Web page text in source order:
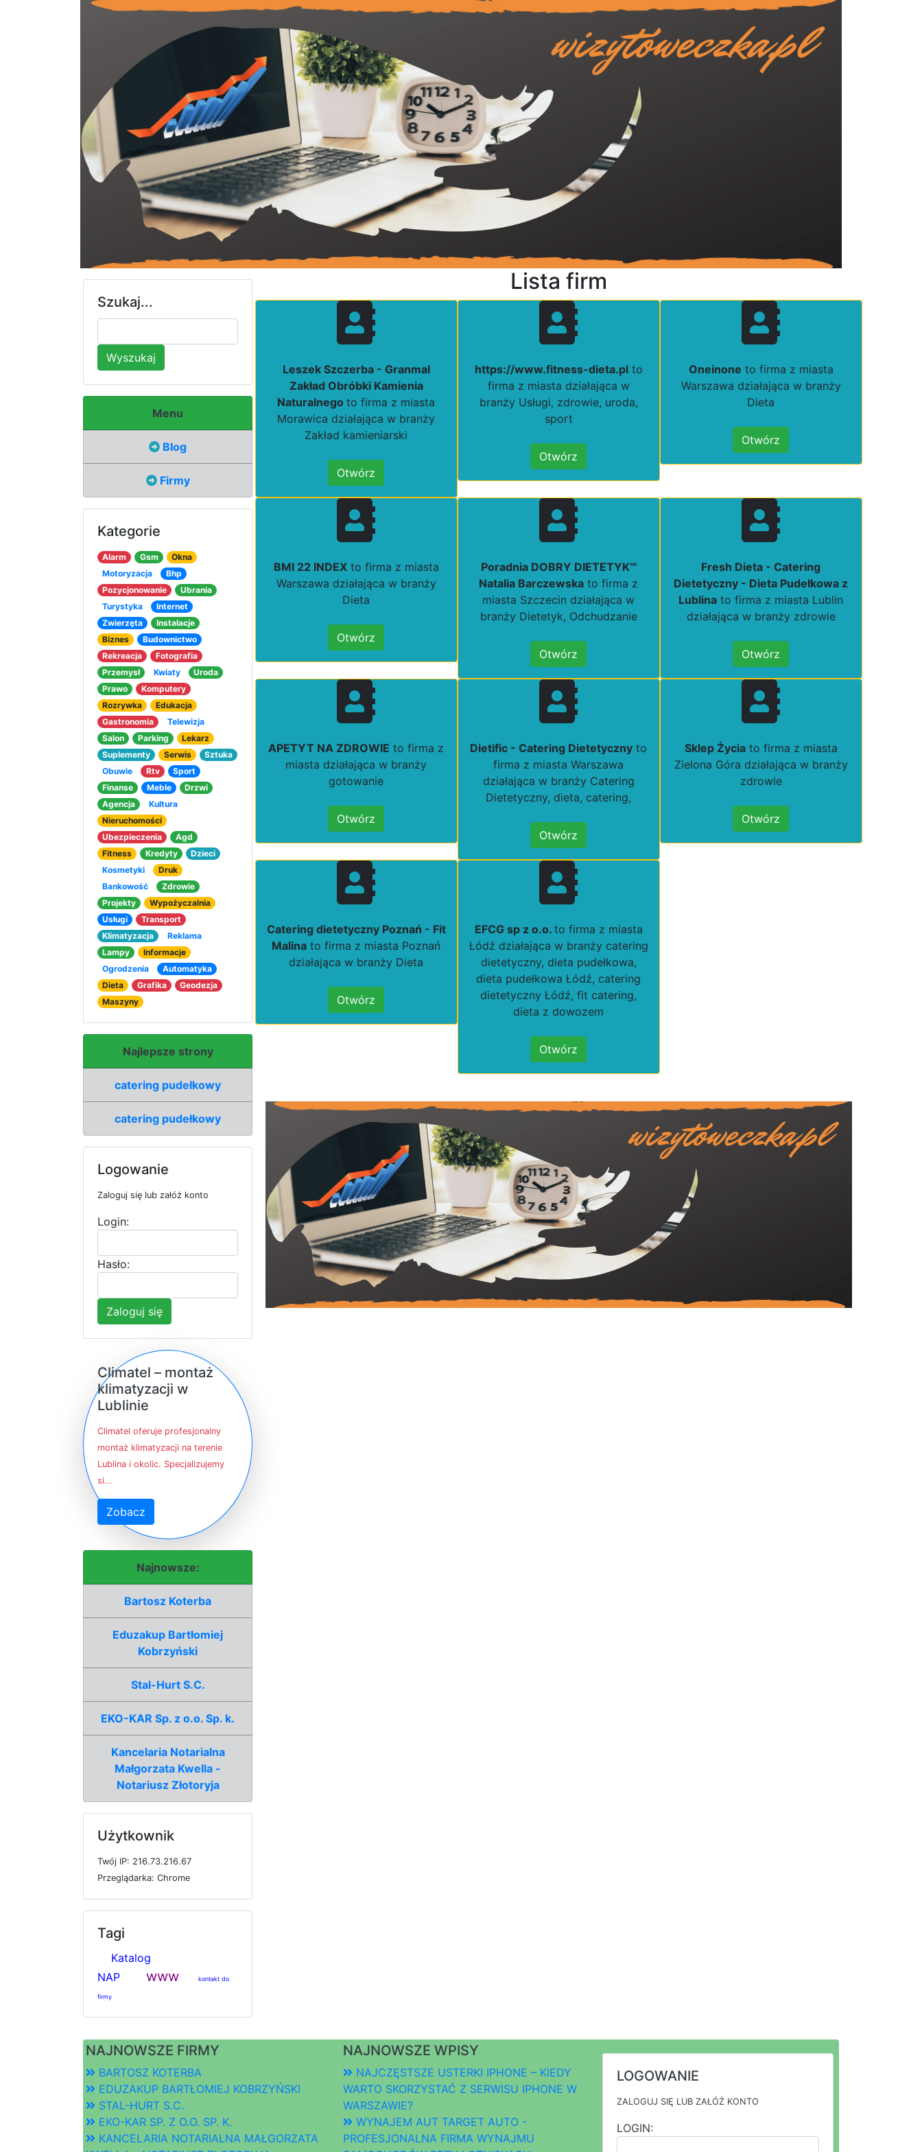
Szukaj...
Wyszukaj
Menu
Blog
Firmy
Kategorie
Alarm Gsm
Okna
Motoryzacja
Bhp
Pozycjonowanie
Ubrania
Turystyka
Internet
Zwierzęta
Instalacje
Biznes
Budownictwo
Rekreacja
Fotografia
Przemysł
Kwiaty
Uroda
Prawo
Komputery
Rozrywka
Edukacja
Gastronomia
Telewizja
Salon
Parking
Lekarz
Suplementy
Serwis
Sztuka
Obuwie
Rtv
Sport
Finanse
Meble
Drzwi
Agencja
Kultura
Nieruchomości
Ubezpieczenia
Agd
Fitness
Kredyty
Dzieci
Kosmetyki
Druk
Bankowość
Zdrowie
Projekty
Wypożyczalnia
Usługi
Transport
Klimatyzacja
Reklama
Lampy
Informacje
Ogrodzenia
Automatyka
Dieta
Grafika
Geodezja
Maszyny
Najlepsze strony
catering pudełkowy
catering pudełkowy
Logowanie
Zaloguj się lub załóż konto
Login:
Hasło:
Zaloguj się
Climatel – montaż
klimatyzacji w
Lublinie
Climatel oferuje profesjonalny
montaż klimatyzacji na terenie
Lublina i okolic. Specjalizujemy
si...
Zobacz
Najnowsze:
Bartosz Koterba
Eduzakup Bartłomiej
Kobrzyński
Stal-Hurt S.C.
EKO-KAR Sp. z o.o. Sp. k.
Kancelaria Notarialna
Małgorzata Kwella -
Notariusz Złotoryja
Użytkownik
Twój IP: 216.73.216.67
Przeglądarka: Chrome
Tagi
Katalog
NAP
www kontakt do
firmy
Lista firm
Leszek Szczerba - Granmal
Zakład Obróbki Kamienia
Naturalnegoto firma z miasta
Morawica działająca w branży
Zakład kamieniarski
Otwórz
https://www.fitness-dieta.plto
firma z miasta działająca w
branży Usługi, zdrowie, uroda,
sport
Otwórz
Oneinone to firma z miasta
Warszawa działająca w branży
Dieta
Otwórz
BMI 22 INDEXto firma z miasta
Warszawa działająca w branży
Dieta
Otwórz
Poradnia DOBRY DIETETYK℠
Natalia Barczewska to firma z
miasta Szczecin działająca w
branży Dietetyk, Odchudzanie
Otwórz
Fresh Dieta - Catering
Dietetyczny - Dieta Pudełkowa z
Lublina to firma z miasta Lublin
działająca w branży zdrowie
Otwórz
APETYT NA ZDROWIE to firma z
miasta działająca w branży
gotowanie
Otwórz
Dietific - Catering Dietetyczny to
firma z miasta Warszawa
działająca w branży Catering
Dietetyczny, dieta, catering,
Otwórz
Sklep Życiato firma z miasta
Zielona Góra działająca w branży
zdrowie
Otwórz
Catering dietetyczny Poznań - Fit
Malina to firma z miasta Poznań
działająca w branży Dieta
Otwórz
EFCG sp z o.o. to firma z miasta
Łódź działająca w branży catering
dietetyczny, dieta pudełkowa,
dieta pudełkowa Łódź, catering
dietetyczny Łódź, fit catering,
dieta z dowozem
Otwórz
NAJNOWSZE FIRMY
BARTOSZ KOTERBA
EDUZAKUP BARTŁOMIEJ KOBRZYŃSKI
STAL-HURT S.C.
EKO-KAR SP. Z O.O. SP. K.
KANCELARIA NOTARIALNA MAŁGORZATA
NAJNOWSZE WPISY
NAJCZĘSTSZE USTERKI IPHONE – KIEDY
WARTO SKORZYSTAĆ Z SERWISU IPHONE W
WARSZAWIE?
WYNAJEM AUT TARGET AUTO -
PROFESJONALNA FIRMA WYNAJMU
LOGOWANIE
ZALOGUJ SIĘ LUB ZAŁÓŻ KONTO
LOGIN: